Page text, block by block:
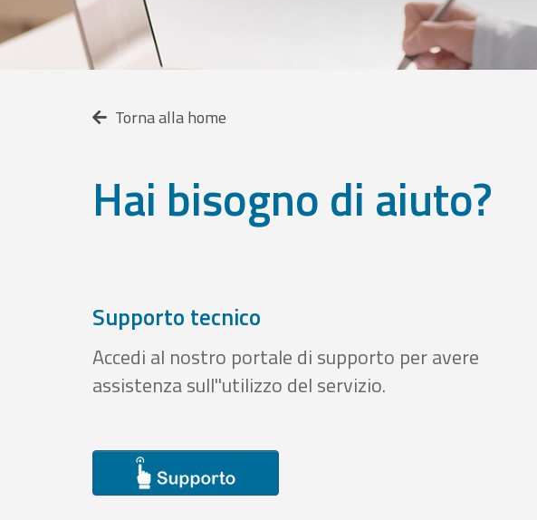
Torna alla home
Hai bisogno di aiuto?
Supporto tecnico
Accedi al nostro portale di supporto per avere
assistenza sull''utilizzo del servizio.